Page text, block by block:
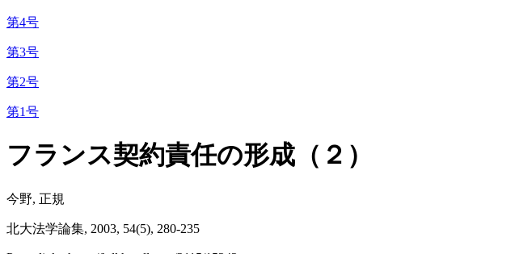
第4号
第3号
第2号
第1号
フランス契約責任の形成（２）
今野, 正規
北大法学論集, 2003, 54(5), 280-235